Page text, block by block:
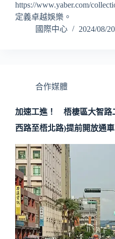
https://www.yaber.com/
定義卓越娛樂。
國際中心
2024/08/20
合作媒體
加速工進！ 梧棲區大智路
西路至梧北路)提前開放通車